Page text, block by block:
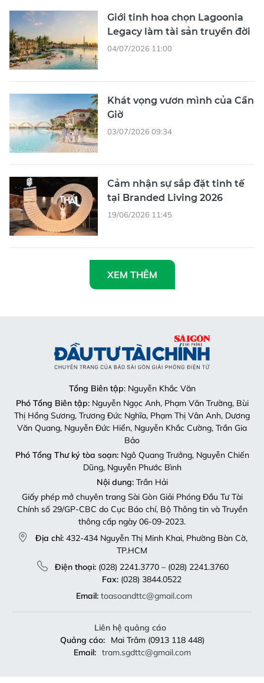
Giới tinh hoa chọn Lagoonia
Legacy làm tài sản truyền đời
04/07/2026 11:00
Khát vọng vươn mình của Cần
Giờ
03/07/2026 09:34
Cảm nhận sự sắp đặt tinh tế
tại Branded Living 2026
19/06/2026 11:45
XEM THÊM
Tổng Biên tập: Nguyễn Khắc Văn
Phó Tổng Biên tập:Nguyễn Ngọc Anh, Phạm Văn Trường, Bùi
Thị Hồng Sương, Trương Đức Nghĩa, Phạm Thị Vân Anh, Dương
Văn Quang, Nguyễn Đức Hiển, Nguyễn Khắc Cường, Trần Gia
Bảo
Phó Tổng Thư ký tòa soạn:Ngô Quang Trưởng, Nguyễn Chiến
Dũng, Nguyễn Phước Bình
Nội dung:Trần Hải
Giấy phép mở chuyên trang Sài Gòn Giải Phóng Đầu Tư Tài
Chính số 29/GP-CBC do Cục Báo chí, Bộ Thông tin và Truyền
thông cấp ngày 06-09-2023.
Địa chỉ: 432-434 Nguyễn Thị Minh Khai, Phường Bàn Cờ,
TP.HCM
Điện thoại:(028) 2241.3770 – (028) 2241.3760
Fax:(028) 3844.0522
Email: toasoandttc@gmail.com
Liên hệ quảng cáo
Quảng cáo:
Mai Trâm (0913 118 448)
Email: tram.sgdttc@gmail.com